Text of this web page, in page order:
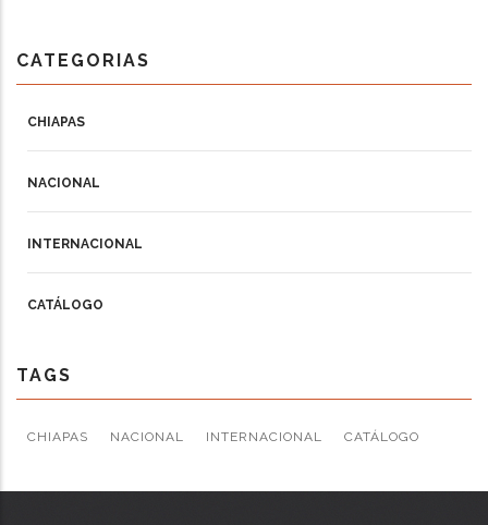
CATEGORIAS
CHIAPAS
NACIONAL
INTERNACIONAL
CATÁLOGO
TAGS
CHIAPAS NACIONAL INTERNACIONAL CATÁLOGO